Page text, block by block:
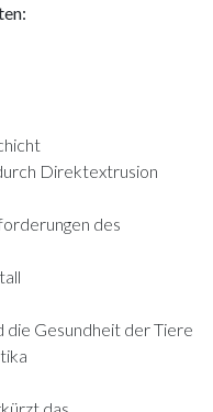
Direktextrusion
des
die Gesundheit der Tiere